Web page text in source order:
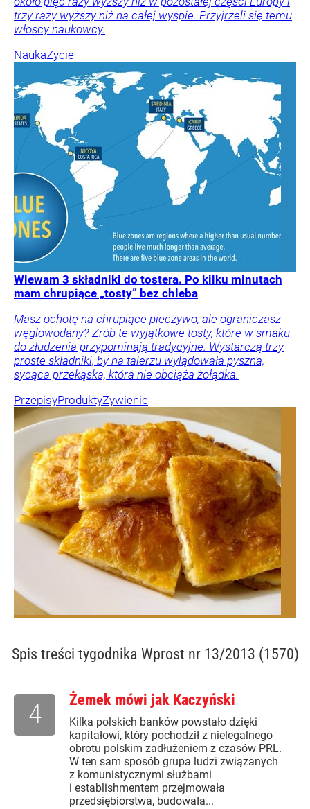
trzy razy wyższy niż na całej wyspie. Przyjrzeli się temu
włoscy naukowcy.
NaukaŻycie
Wlewam 3 składniki do tostera. Po kilku minutach
mam chrupiące „tosty” bez chleba
Masz ochotę na chrupiące pieczywo, ale ograniczasz
węglowodany? Zrób te wyjątkowe tosty, które w smaku
do złudzenia przypominają tradycyjne. Wystarczą trzy
proste składniki, by na talerzu wylądowała pyszna,
sycąca przekąska, która nie obciąża żołądka.
PrzepisyProduktyŻywienie
Spis treści tygodnika Wprost nr 13/2013 (1570)
Żemek mówi jak Kaczyński
Kilka polskich banków powstało dzięki
kapitałowi, który pochodził z nielegalnego
obrotu polskim zadłużeniem z czasów PRL.
W ten sam sposób grupa ludzi związanych
z komunistycznymi służbami
i establishmentem przejmowała
przedsiębiorstwa, budowała...
4